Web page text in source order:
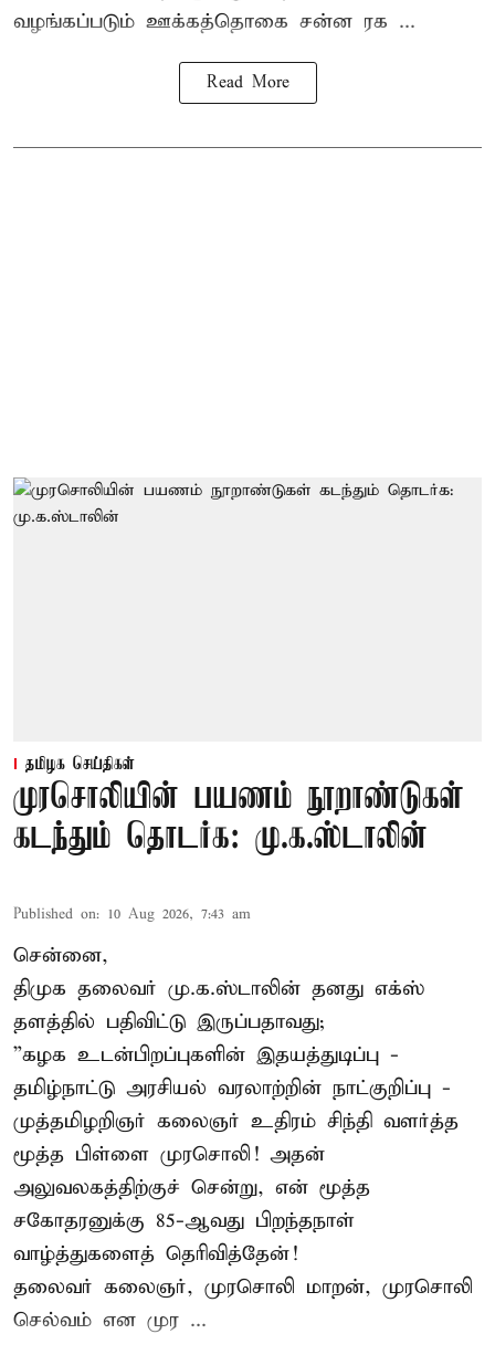
வழங்கப்படும் ஊக்கத்தொகை சன்ன ரக ...
Read More
தமிழக செய்திகள்
முரசொலியின் பயணம் நூறாண்டுகள்
கடந்தும் தொடர்க: மு.க.ஸ்டாலின்
Published on: 10 Aug 2026, 7:43 am
சென்னை,
திமுக தலைவர் மு.க.ஸ்டாலின் தனது எக்ஸ்
தளத்தில் பதிவிட்டு இருப்பதாவது;
”கழக உடன்பிறப்புகளின் இதயத்துடிப்பு -
தமிழ்நாட்டு அரசியல் வரலாற்றின் நாட்குறிப்பு -
முத்தமிழறிஞர் கலைஞர் உதிரம் சிந்தி வளர்த்த
மூத்த பிள்ளை முரசொலி! அதன்
அலுவலகத்திற்குச் சென்று, என் மூத்த
சகோதரனுக்கு 85-ஆவது பிறந்தநாள்
வாழ்த்துகளைத் தெரிவித்தேன்!
தலைவர் கலைஞர், முரசொலி மாறன், முரசொலி
செல்வம் என முர ...